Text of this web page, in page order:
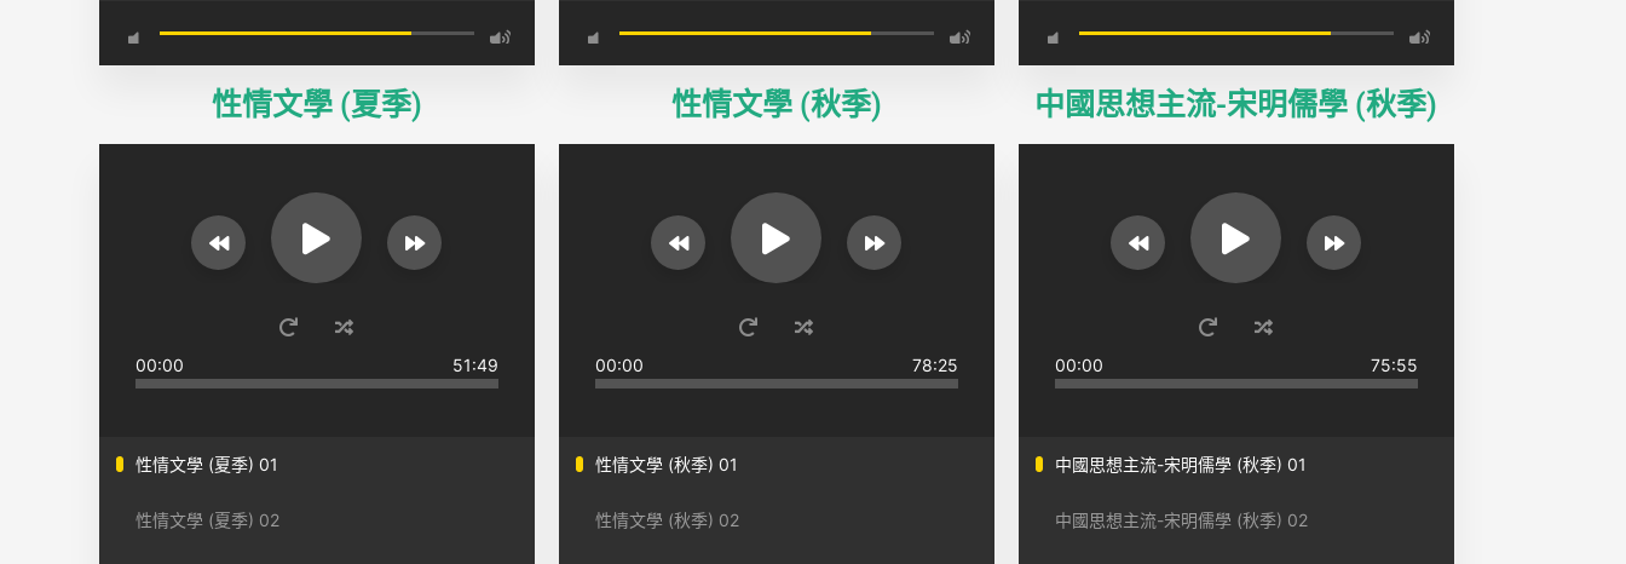
性情文學 (夏季)
00:00 51:49
性情文學 (夏季) 01
性情文學 (夏季) 02
性情文學 (秋季)
00:00 78:25
性情文學 (秋季) 01
性情文學 (秋季) 02
中國思想主流-宋明儒學 (秋季)
00:00 75:55
中國思想主流-宋明儒學 (秋季) 01
中國思想主流-宋明儒學 (秋季) 02